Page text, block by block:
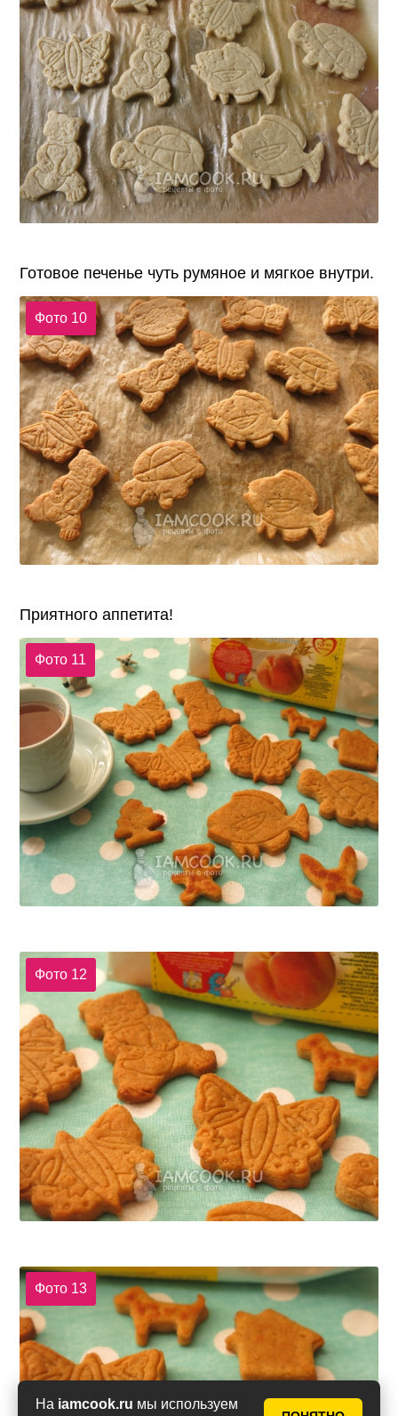
На iamcook.ru мы используем
Готовое печенье чуть румяное и мягкое внутри.
Фото 10
Приятного аппетита!
Фото 11
Фото 12
Фото 13